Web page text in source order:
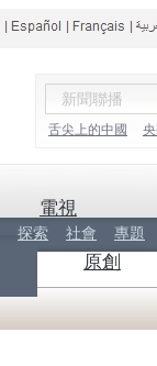
舌尖上的中國
電視
探索 社會 專題
原創